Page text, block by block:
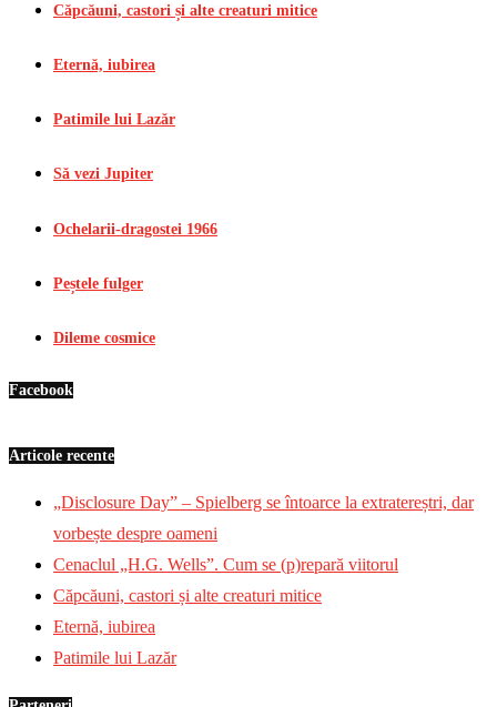
Căpcăuni, castori și alte creaturi mitice
Eternă, iubirea
Patimile lui Lazăr
Să vezi Jupiter
Ochelarii-dragostei 1966
Peștele fulger
Dileme cosmice
Facebook
Articole recente
„Disclosure Day” – Spielberg se întoarce la extratereștri, dar
vorbește despre oameni
Cenaclul „H.G. Wells”. Cum se (p)repară viitorul
Căpcăuni, castori și alte creaturi mitice
Eternă, iubirea
Patimile lui Lazăr